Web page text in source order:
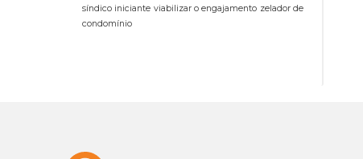
síndico iniciante viabilizar o engajamento zelador de
condomínio